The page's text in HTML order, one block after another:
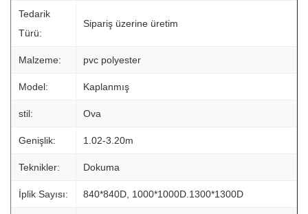
Tedarik
Türü:
Sipariş üzerine üretim
Malzeme: pvc polyester
Model: Kaplanmış
stil: Ova
Genişlik: 1.02-3.20m
Teknikler: Dokuma
İplik Sayısı: 840*840D, 1000*1000D.1300*1300D